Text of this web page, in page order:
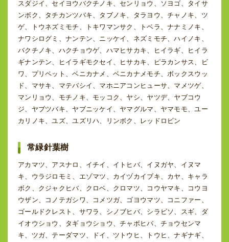
スダジイ、セイヨウバクチノキ、センリョウ、ソヨゴ、タイサ
ンボク、タチカンツバキ、タブノキ、タラヨウ、チャノキ、ツ
ゲ、トウネズミモチ、トキワマンサク、トベラ、ナナミノキ、
ナワシログミ、ナンテン、ニッケイ、ネズミモチ、ハイノキ、
バクチノキ、ハクチョウゲ、ハマヒサカキ、ヒイラギ、ヒイラ
ギナンテン、ヒイラギモクセイ、ヒサカキ、ピラカンサス、ビ
ワ、プリペット、ベニカナメ、ベニカナメモチ、ボックスウッ
ド、マサキ、マテバシイ、マホニアコンヒューサ、マメツゲ、
マンリョウ、モチノキ、モッコク、ヤシ、ヤツデ、ヤブコウ
ジ、ヤブツバキ、ヤブニッケイ、ヤマグルマ、ヤマモモ、ユー
カリノキ、ユズ、ユズリハ、リンボク、レッドロビン
常緑針葉樹
アカマツ、アスナロ、イチイ、イトヒバ、イヌガヤ、イヌマ
キ、ウラジロモミ、エゾマツ、カイヅカイブキ、カヤ、キャラ
ボク、クジャクヒバ、クロベ、クロマツ、コウヤマキ、コウヨ
ウザン、コノテガシワ、コメツガ、ゴヨウマツ、コニファー、
ゴールドクレスト、サワラ、シノブヒバ、シラビソ、スギ、ダ
イオウショウ、タギョウショウ、チャボヒバ、チョウセンマ
キ、ツガ、テーダマツ、ドイ、ツトウヒ、トウヒ、ナギナギ、